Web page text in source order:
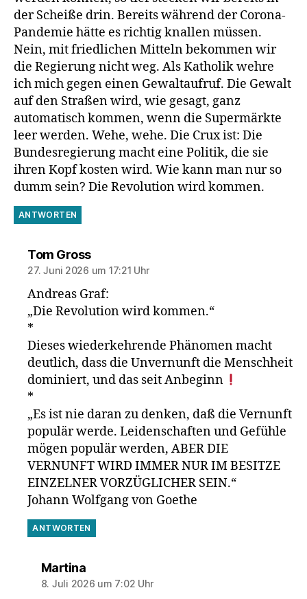
der Scheiße drin. Bereits während der Corona-
Pandemie hätte es richtig knallen müssen.
Nein, mit friedlichen Mitteln bekommen wir
die Regierung nicht weg. Als Katholik wehre
ich mich gegen einen Gewaltaufruf. Die Gewalt
auf den Straßen wird, wie gesagt, ganz
automatisch kommen, wenn die Supermärkte
leer werden. Wehe, wehe. Die Crux ist: Die
Bundesregierung macht eine Politik, die sie
ihren Kopf kosten wird. Wie kann man nur so
dumm sein? Die Revolution wird kommen.
ANTWORTEN
Tom Grosssagt:
27. Juni 2026 um 17:21 Uhr
Andreas Graf:
„Die Revolution wird kommen.“
*
Dieses wiederkehrende Phänomen macht
deutlich, dass die Unvernunft die Menschheit
dominiert, und das seit Anbeginn
*
„Es ist nie daran zu denken, daß die Vernunft
populär werde. Leidenschaften und Gefühle
mögen populär werden, ABER DIE
VERNUNFT WIRD IMMER NUR IM BESITZE
EINZELNER VORZÜGLICHER SEIN.“
Johann Wolfgang von Goethe
ANTWORTEN
Martinasagt:
8. Juli 2026 um 7:02 Uhr